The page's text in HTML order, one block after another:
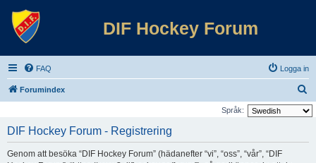
DIF Hockey Forum
FAQ Logga in
Forumindex
ö
Språk:
DIF Hockey Forum - Registrering
Genom att besöka “DIF Hockey Forum” (hädanefter “vi”, “oss”, “vår”, “DIF